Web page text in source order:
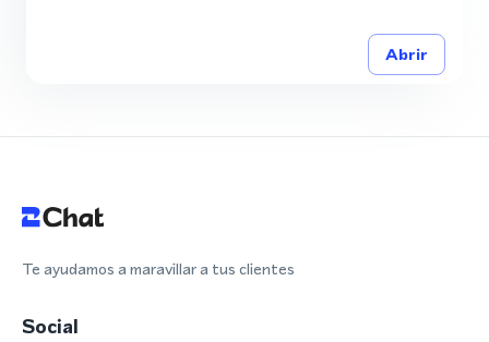
Abrir
Te ayudamos a maravillar a tus clientes
Social